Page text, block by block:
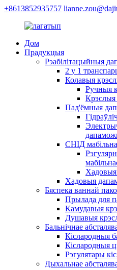
+8613852935757
Дом
Прадукцыя
Рэабілітацыйныя
2 у 1
Колавыя
Ручныя
Крэслыя
Пад'ёмныя
СНІД
Хадовыя
Хадовыя
Бяспека ваннай
Прылада для
Камудавыя
Душавыя
Бальнічнае
Кіслародныя
Кіслародныя
Рэгулятары
Дыхальнае